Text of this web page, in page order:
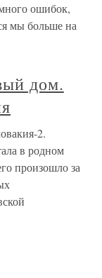
ошибок,
мы больше на
дом.
2.
в родном
произошло за